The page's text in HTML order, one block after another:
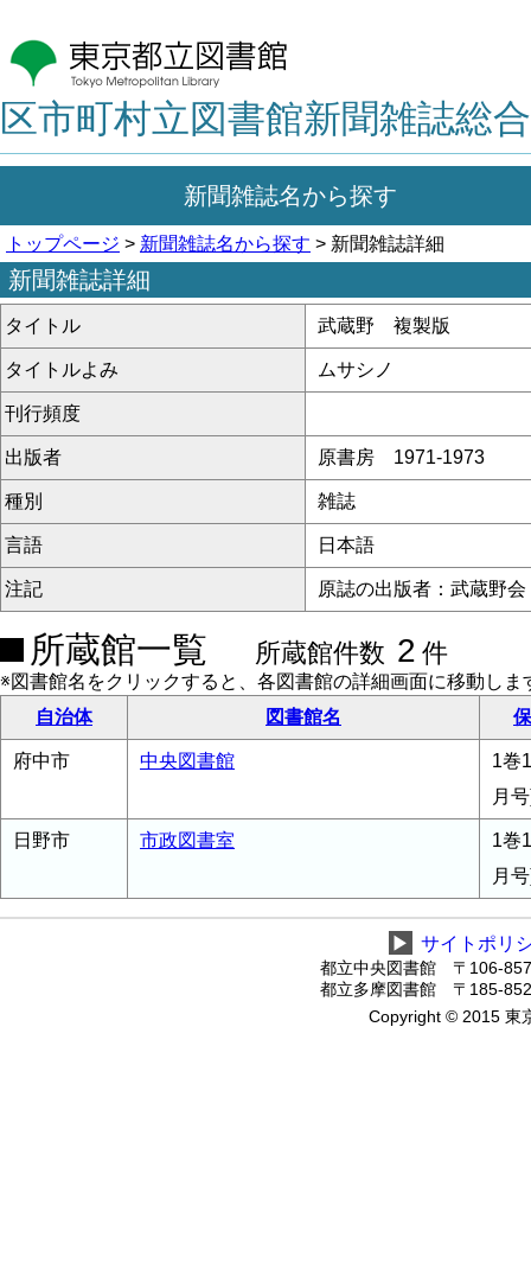
区市町村立図書館新聞雑誌総
新聞雑誌名から探す
トップページ > 新聞雑誌名から探す > 新聞雑誌詳細
新聞雑誌詳細
タイトル 武蔵野 複製版
タイトルよみ ムサシノ
刊行頻度
出版者 原書房 1971-1973
種別 雑誌
言語 日本語
注記 原誌の出版者：武蔵野会
所蔵館一覧 所蔵館件数 2 件
※図書館名をクリックすると、各図書館の詳細画面に移動しま
自治体
図書館名
府中市 中央図書館
1巻
月
日野市 市政図書室
1巻
月
▶ サイトポリ
都立中央図書館 〒106-
都立多摩図書館 〒185-
Copyright © 2015 東